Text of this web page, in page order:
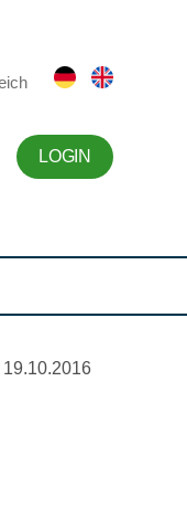
LOGIN
19.10.2016